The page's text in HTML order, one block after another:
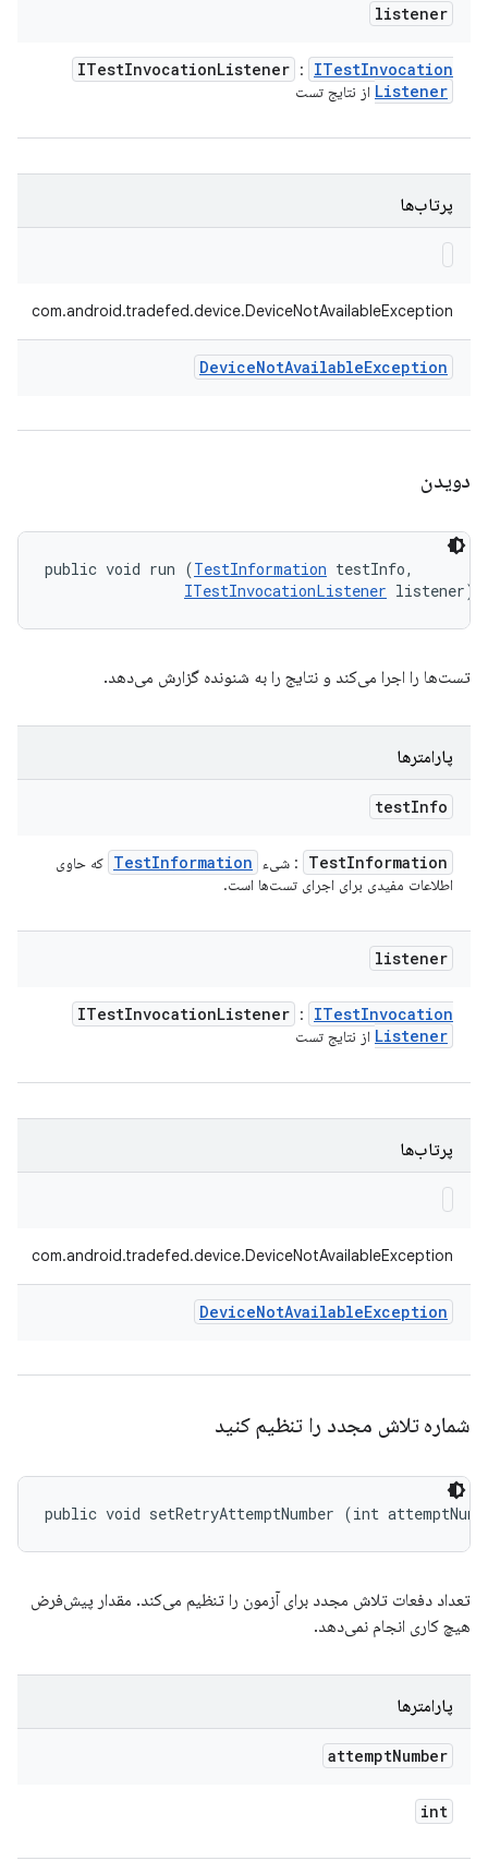
listener
ITestInvocationListener : ITestInvocation
Listener از نتایج تست
پرتاب‌ها
com.android.tradefed.device.DeviceNotAvailableException
DeviceNotAvailableException
دویدن
public void run (TestInformation testInfo,
ITestInvocationListener listener)
تست‌ها را اجرا می‌کند و نتایج را به شنونده گزارش می‌دهد.
پارامترها
testInfo
TestInformation : شیء TestInformation
که حاوی
اطلاعات مفیدی برای اجرای تست‌ها است.
listener
ITestInvocationListener : ITestInvocation
Listener از نتایج تست
پرتاب‌ها
com.android.tradefed.device.DeviceNotAvailableException
DeviceNotAvailableException
شماره تلاش مجدد را تنظیم کنید
public void setRetryAttemptNumber (int
تعداد دفعات تلاش مجدد برای آزمون را تنظیم می‌کند. مقدار پیش‌فرض
هیچ کاری انجام نمی‌دهد.
پارامترها
attemptNumber
int